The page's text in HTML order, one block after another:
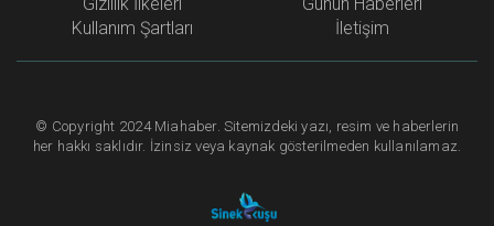
Kullanım Şartları
İletişim
© Copyright 2024 Miahaber. Sitemizdeki yazı, resim ve haberlerin
her hakkı saklıdır. İzinsiz veya kaynak gösterilmeden kullanılamaz.